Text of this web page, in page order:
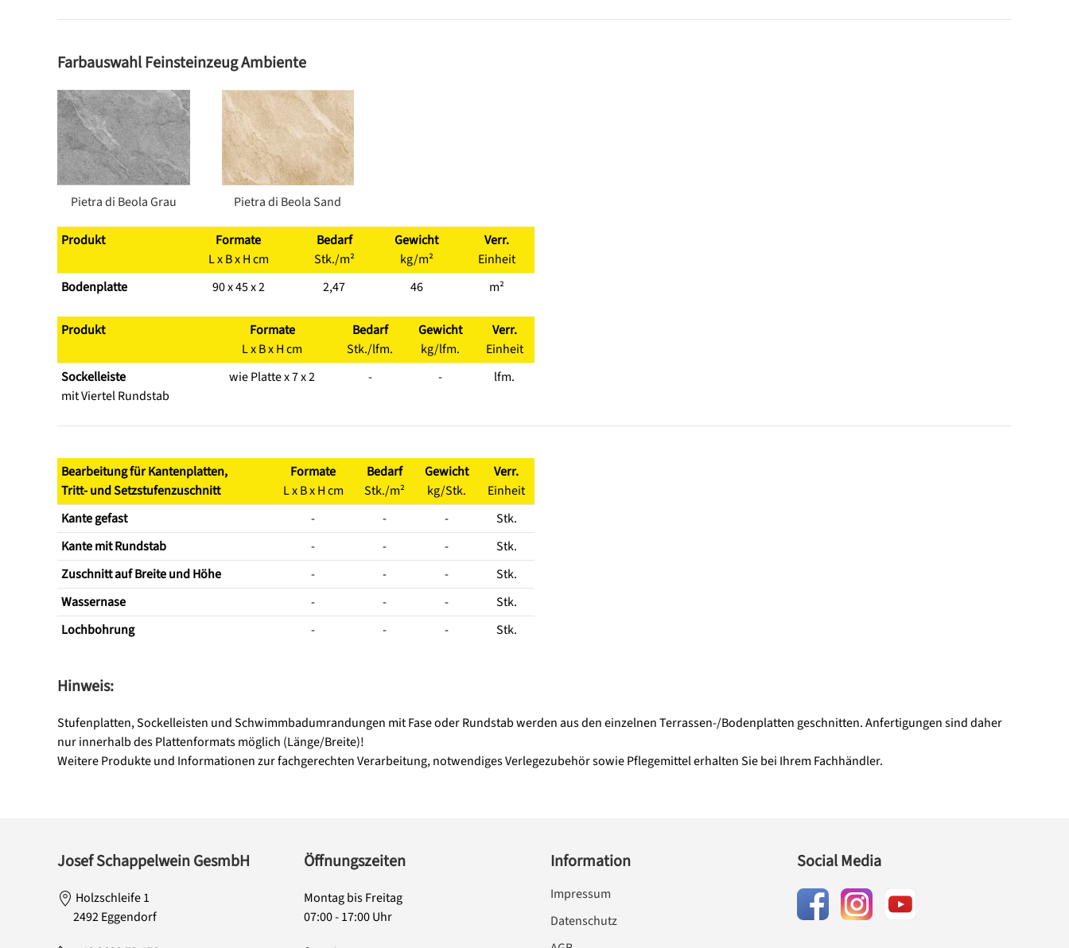
Farbauswahl Feinsteinzeug Ambiente
Pietra di Beola Grau Pietra di Beola Sand
Produkt
Formate
L x B x H cm
Bedarf
Stk./m²
Gewicht
kg/m²
Verr.
Einheit
Bodenplatte
90 x 45 x 2 2,47 46 m²
Produkt
Formate
L x B x H cm
Bedarf
Stk./lfm.
Gewicht
kg/lfm.
Verr.
Einheit
Sockelleiste
mit Viertel Rundstab
wie Platte x 7 x 2 - - lfm.
Bearbeitung für Kantenplatten,
Tritt- und Setzstufenzuschnitt
Formate
L x B x H cm
Bedarf
Stk./m²
Gewicht
kg/Stk.
Verr.
Einheit
Kante gefast
- - -
Stk.
Kante mit Rundstab
- - -
Stk.
Zuschnitt auf Breite und Höhe
- - -
Stk.
Wassernase
- - -
Stk.
Lochbohrung
- - - Stk.
Hinweis:
Stufenplatten, Sockelleisten und Schwimmbadumrandungen mit Fase oder Rundstab werden aus den einzelnen Terrassen-/Bodenplatten geschnitten. Anfertigungen sind daher
nur innerhalb des Plattenformats möglich (Länge/Breite)!
Weitere Produkte und Informationen zur fachgerechten Verarbeitung, notwendiges Verlegezubehör sowie Pflegemittel erhalten Sie bei Ihrem Fachhändler.
Josef Schappelwein GesmbH
Holzschleife 1
2492 Eggendorf
Öffnungszeiten
Montag bis Freitag
07:00 - 17:00 Uhr
Information
Impressum
Datenschutz
Social Media